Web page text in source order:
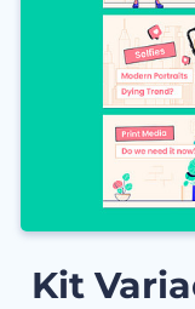
Kit